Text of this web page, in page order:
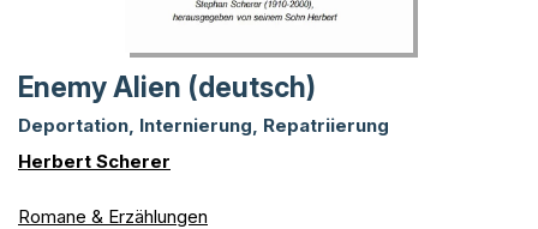
Enemy Alien (deutsch)
Deportation, Internierung, Repatriierung
Herbert Scherer
Romane & Erzählungen